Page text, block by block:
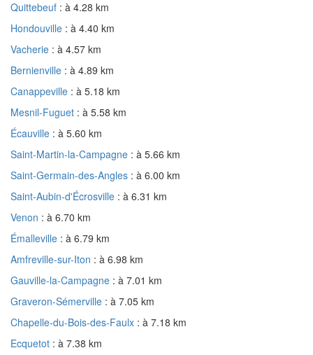
Quittebeuf : à 4.28 km
Hondouville : à 4.40 km
Vacherie : à 4.57 km
Bernienville : à 4.89 km
Canappeville : à 5.18 km
Mesnil-Fuguet : à 5.58 km
Écauville : à 5.60 km
Saint-Martin-la-Campagne : à 5.66 km
Saint-Germain-des-Angles : à 6.00 km
Saint-Aubin-d'Écrosville : à 6.31 km
Venon : à 6.70 km
Émalleville : à 6.79 km
Amfreville-sur-Iton : à 6.98 km
Gauville-la-Campagne : à 7.01 km
Graveron-Sémerville : à 7.05 km
Chapelle-du-Bois-des-Faulx : à 7.18 km
Ecquetot : à 7.38 km